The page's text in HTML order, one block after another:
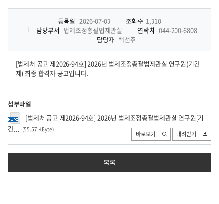
기
등록일 2026-07-03 조회수 1,310
담당부서 법제조정총괄법제관실 연락처 044-200-6808
담당자 백선주
[법제처 공고 제2026-94호] 2026년 법제조정총괄법제관실 연구원(기간
제) 최종 합격자 공고입니다.
첨부파일
[법제처 공고 제2026-94호] 2026년 법제조정총괄법제관실 연구원(기
간... (55.57 KByte)
바로보기 내려받기
목록